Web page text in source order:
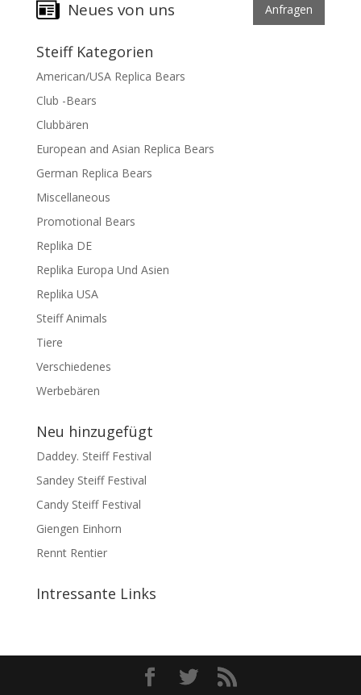
Anfragen
Neues von uns
Steiff Kategorien
American/USA Replica Bears
Club -Bears
Clubbären
European and Asian Replica Bears
German Replica Bears
Miscellaneous
Promotional Bears
Replika DE
Replika Europa Und Asien
Replika USA
Steiff Animals
Tiere
Verschiedenes
Werbebären
Neu hinzugefügt
Daddey. Steiff Festival
Sandey Steiff Festival
Candy Steiff Festival
Giengen Einhorn
Rennt Rentier
Intressante Links